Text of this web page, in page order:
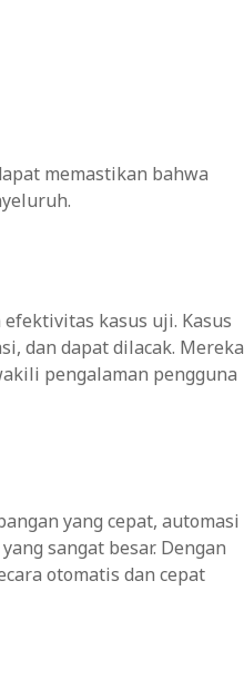
memastikan bahwa
kasus uji. Kasus
dan dapat dilacak. Mereka
pengalaman pengguna
yang cepat, automasi
sangat besar. Dengan
otomatis dan cepat